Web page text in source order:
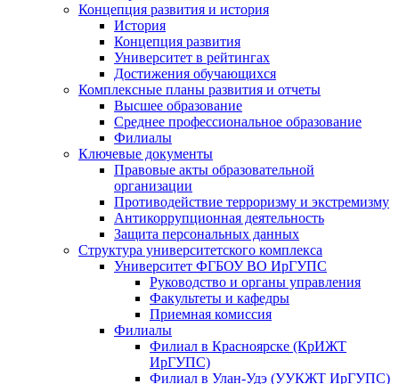
Концепция развития и история
История
Концепция развития
Университет в рейтингах
Достижения обучающихся
Комплексные планы развития и отчеты
Высшее образование
Среднее профессиональное образование
Филиалы
Ключевые документы
Правовые акты образовательной
организации
Противодействие терроризму и экстремизму
Антикоррупционная деятельность
Защита персональных данных
Структура университетского комплекса
Университет ФГБОУ ВО ИрГУПС
Руководство и органы управления
Факультеты и кафедры
Приемная комиссия
Филиалы
Филиал в Красноярске (КрИЖТ
ИрГУПС)
Филиал в Улан-Удэ (УУКЖТ ИрГУПС)